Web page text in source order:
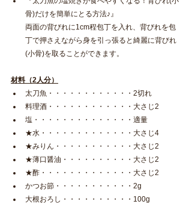
骨)だけを簡単にとる方法♪』
両面の背びれに1cm程包丁を入れ、背びれを包
丁で押さえながら身を引っ張ると綺麗に背びれ
(小骨)を取ることができます。
材料（2人分）
太刀魚・・・・・・・・・・・・2切れ
料理酒・・・・・・・・・・・・大さじ2
塩・・・・・・・・・・・・・・適量
★水・・・・・・・・・・・・・大さじ4
★みりん・・・・・・・・・・・大さじ2
★薄口醤油・・・・・・・・・・大さじ2
★酢・・・・・・・・・・・・・大さじ2
かつお節・・・・・・・・・・・2g
大根おろし・・・・・・・・・・100g